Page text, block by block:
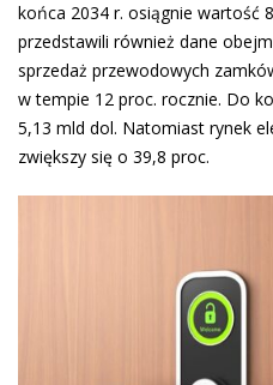
końca 2034 r. osiągnie wartość
przedstawili również dane
sprzedaż przewodowych
w tempie 12 proc. rocznie. Do
5,13 mld dol. Natomiast rynek
zwiększy się o 39,8 proc.